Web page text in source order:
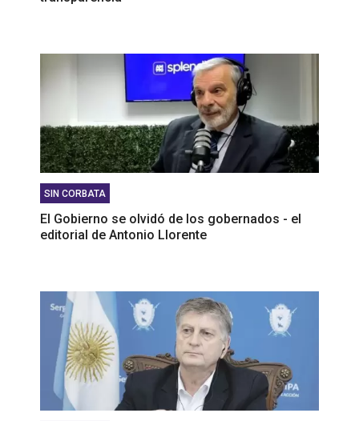
SIN CORBATA
El Gobierno se olvidó de los gobernados - el
editorial de Antonio Llorente